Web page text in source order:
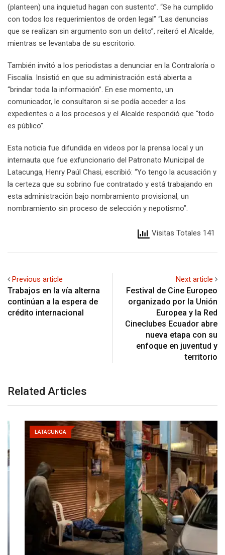
(planteen) una inquietud hagan con sustento”. “Se ha cumplido
con todos los requerimientos de orden legal” “Las denuncias
que se realizan sin argumento son un delito”, reiteró el Alcalde,
mientras se levantaba de su escritorio.
También invitó a los periodistas a denunciar en la Contraloría o
Fiscalía. Insistió en que su administración está abierta a
“brindar toda la información”. En ese momento, un
comunicador, le consultaron si se podía acceder a los
expedientes o a los procesos y el Alcalde respondió que “todo
es público”.
Esta noticia fue difundida en videos por la prensa local y un
internauta que fue exfuncionario del Patronato Municipal de
Latacunga, Henry Paúl Chasi, escribió: “Yo tengo la acusación y
la certeza que su sobrino fue contratado y está trabajando en
esta administración bajo nombramiento provisional, un
nombramiento sin proceso de selección y nepotismo”.
Visitas Totales 141
Previous article
Trabajos en la vía alterna
continúan a la espera de
crédito internacional
Next article
Festival de Cine Europeo
organizado por la Unión
Europea y la Red
Cineclubes Ecuador abre
nueva etapa con su
enfoque en juventud y
territorio
Related Articles
LATACUNGA